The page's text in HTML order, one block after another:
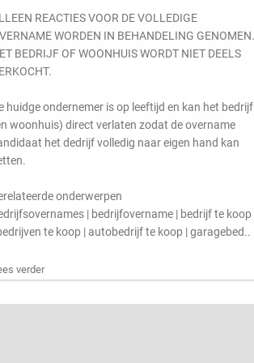
REACTIES VOOR DE VOLLEDIGE
WORDEN IN BEHANDELING GENOMEN.
BEDRIJF OF WOONHUIS WORDT NIET DEELS
huidge ondernemer is op leeftijd en kan het bedrijf
woonhuis) direct verlaten zodat de overname
het dedrijf volledig naar eigen hand kan
onderwerpen
| bedrijfovername | bedrijf te koop
te koop | autobedrijf te koop | garagebed..
verder